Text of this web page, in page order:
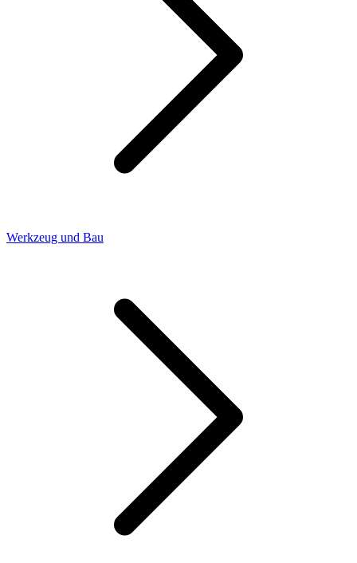
Werkzeug und Bau